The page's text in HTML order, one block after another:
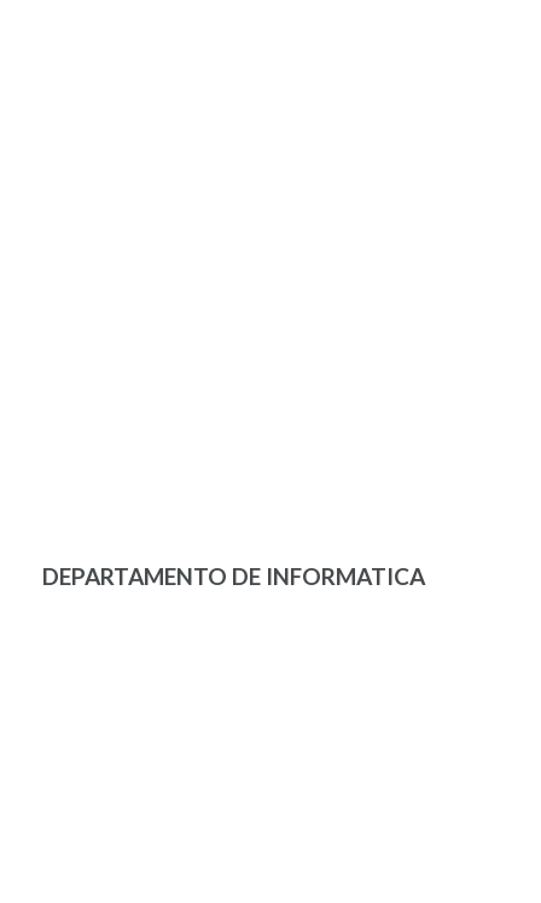
DEPARTAMENTO DE INFORMATICA